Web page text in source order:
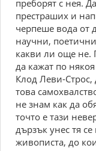
преборят с нея.
престраших и
черпеше вода от
научни,
какви ли още не.
да кажат по
Клод Леви-
това
не знам как да
точто е тази
дързък унес тя
живописта, до